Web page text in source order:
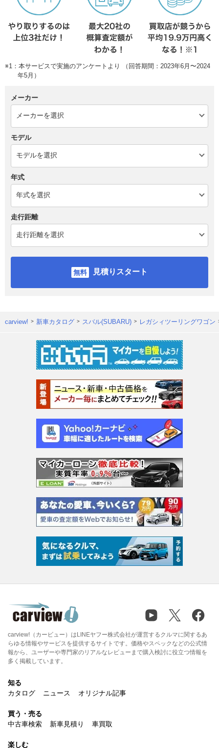
※1：本サービスで実施のアンケートより （回答期間：2023年6月〜2024
年5月）
メーカー
モデル
年式
走行距離
見積りスタート
carview! 新車カタログ スバル(SUBARU) レガシィツーリングワゴン
carview!（カービュー）はLINEヤフー株式会社が運営するクルマに関するあ
らゆる情報やサービスを提供するサイトです。価格やスペックなどの公式情
報から、ユーザーや専門家のリアルなレビューまで購入検討に役立つ情報を
多く掲載しています。
知る
カタログ
ニュース オリジナル記事
買う・売る
中古車検索
新車見積り 車買取
楽しむ